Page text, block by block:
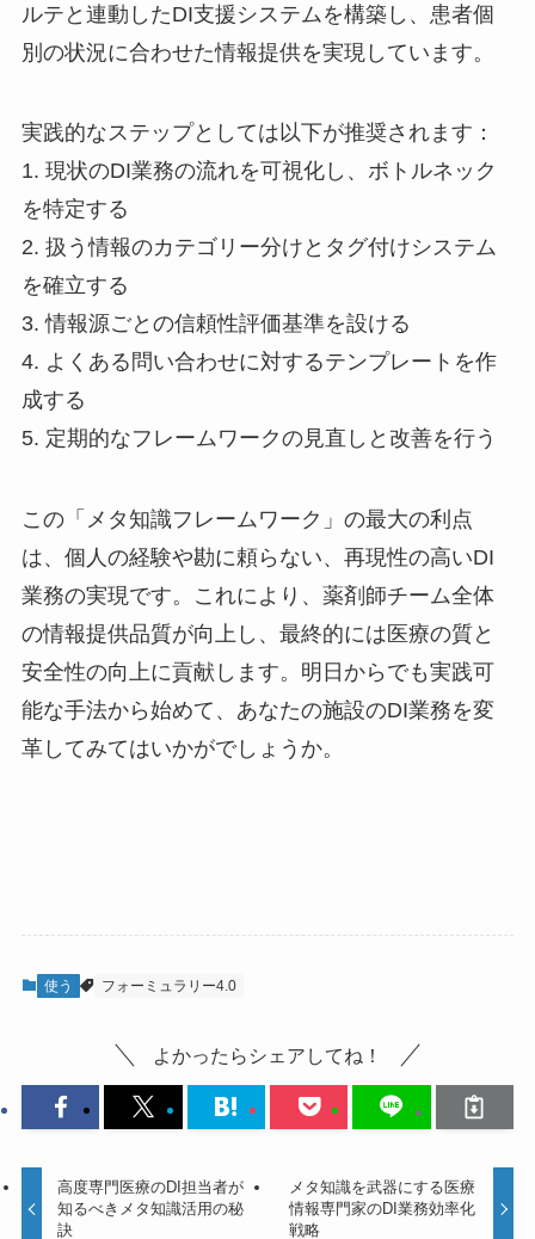
ルテと連動したDI支援システムを構築し、患者個
別の状況に合わせた情報提供を実現しています。
実践的なステップとしては以下が推奨されます：
1. 現状のDI業務の流れを可視化し、ボトルネック
を特定する
2. 扱う情報のカテゴリー分けとタグ付けシステム
を確立する
3. 情報源ごとの信頼性評価基準を設ける
4. よくある問い合わせに対するテンプレートを作
成する
5. 定期的なフレームワークの見直しと改善を行う
この「メタ知識フレームワーク」の最大の利点
は、個人の経験や勘に頼らない、再現性の高いDI
業務の実現です。これにより、薬剤師チーム全体
の情報提供品質が向上し、最終的には医療の質と
安全性の向上に貢献します。明日からでも実践可
能な手法から始めて、あなたの施設のDI業務を変
革してみてはいかがでしょうか。
使う フォーミュラリー4.0
よかったらシェアしてね！
高度専門医療のDI担当者が
知るべきメタ知識活用の秘
訣
メタ知識を武器にする医療
情報専門家のDI業務効率化
戦略